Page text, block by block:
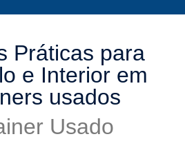
Práticas para
e Interior em
usados
Usado